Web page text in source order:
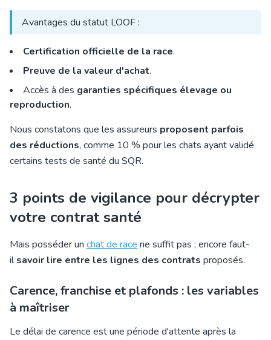
Avantages du statut LOOF :
Certification officielle de la race.
Preuve de la valeur d'achat.
Accès à des garanties spécifiques élevage ou
reproduction.
Nous constatons que les assureurs proposent parfois
des réductions, comme 10 % pour les chats ayant validé
certains tests de santé du SQR.
3 points de vigilance pour décrypter
votre contrat santé
Mais posséder un chat de race ne suffit pas ; encore faut-
ilsavoir lire entre les lignes des contrats proposés.
Carence, franchise et plafonds : les variables
à maîtriser
Le délai de carence est une période d'attente après la